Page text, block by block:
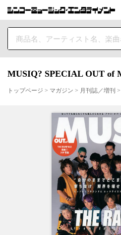
MUSIQ? SPECIAL OUT of
トップページ > マガジン > 月刊誌／増刊 >